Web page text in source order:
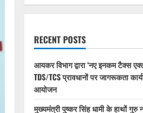
RECENT POSTS
आयकर विभाग द्वारा ‘नए इनकम टैक्स
TDS/TCS प्रावधानों पर जागरूकता
आयोजन
मुख्यमंत्री पुष्कर सिंह धामी के हाथों